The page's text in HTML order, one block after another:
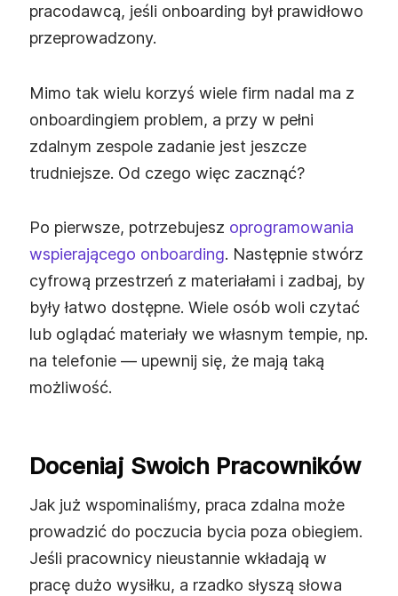
pracodawcą, jeśli onboarding był prawidłowo
przeprowadzony.
Mimo tak wielu korzyś wiele firm nadal ma z
onboardingiem problem, a przy w pełni
zdalnym zespole zadanie jest jeszcze
trudniejsze. Od czego więc zacznąć?
Po pierwsze, potrzebujesz oprogramowania
wspierającego onboarding. Następnie stwórz
cyfrową przestrzeń z materiałami i zadbaj, by
były łatwo dostępne. Wiele osób woli czytać
lub oglądać materiały we własnym tempie, np.
na telefonie — upewnij się, że mają taką
możliwość.
Doceniaj Swoich Pracowników
Jak już wspominaliśmy, praca zdalna może
prowadzić do poczucia bycia poza obiegiem.
Jeśli pracownicy nieustannie wkładają w
pracę dużo wysiłku, a rzadko słyszą słowa